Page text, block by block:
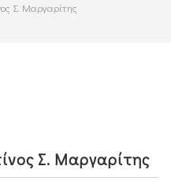
Σ. Μαργαρίτης
Σ. Μαργαρίτης